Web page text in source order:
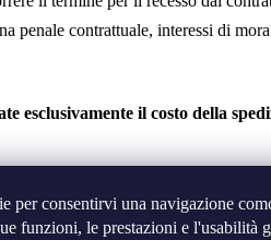
per consentirvi una navigazione
funzioni, le prestazioni e l'usabilità
penale contrattuale, interessi di
il costo della
- è sufficiente contattarci. Vi